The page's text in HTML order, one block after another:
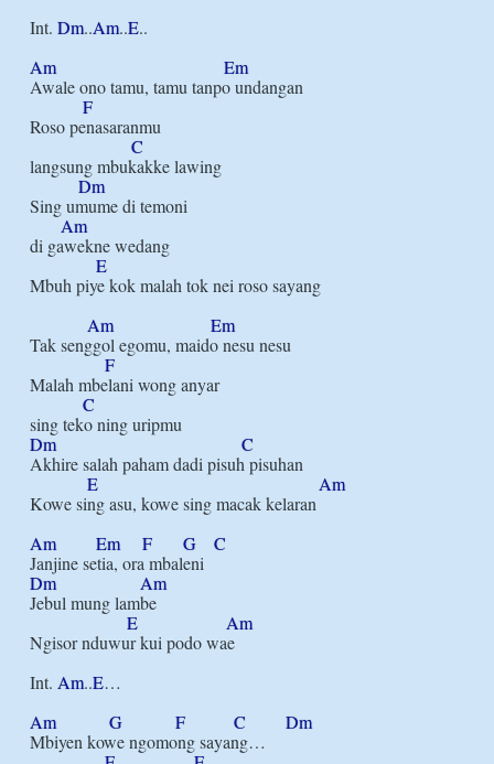
Int. Dm..Am..E..
Am
Em
Awale ono tamu, tamu tanpo undangan
F
Roso penasaranmu
C
langsung mbukakke lawing
Dm
Sing umume di temoni
Am
di gawekne wedang
E
Mbuh piye kok malah tok nei roso sayang
Am
Em
Tak senggol egomu, maido nesu nesu
F
Malah mbelani wong anyar
C
Dm
C
Akhire salah paham dadi pisuh pisuhan
E
Am
Kowe sing asu, kowe sing macak kelaran
Am
Em F G
C
Dm
Am
Jebul mung lambe
E
Am
Ngisor nduwur kui podo wae
Int. Am..E…
Am
G F C
Dm
Mbiyen kowe ngomong sayang…